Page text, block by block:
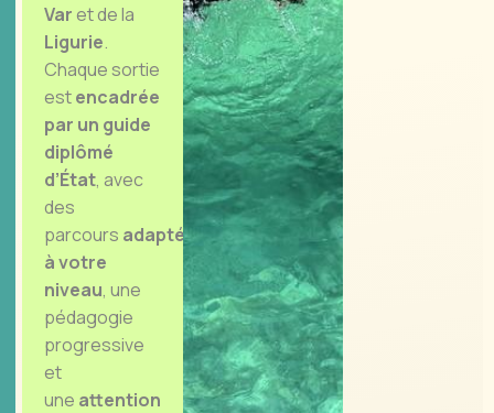
Varet de la
Ligurie.
Chaque sortie
estencadrée
par un guide
diplômé
d’État, avec
des
parcours adaptés
à votre
niveau, une
pédagogie
progressive
et
une attention